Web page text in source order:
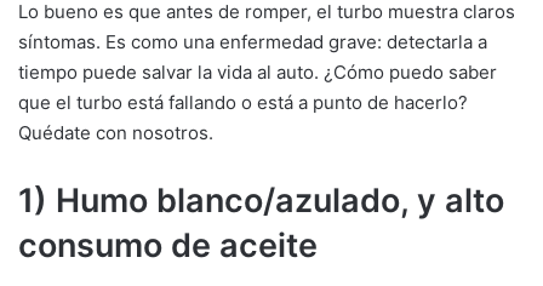
Lo bueno es que antes de romper, el turbo muestra claros
síntomas. Es como una enfermedad grave: detectarla a
tiempo puede salvar la vida al auto. ¿Cómo puedo saber
que el turbo está fallando o está a punto de hacerlo?
Quédate con nosotros.
1) Humo blanco/azulado, y alto
consumo de aceite